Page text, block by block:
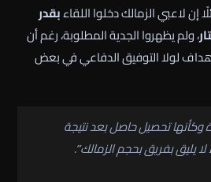
إن لاعبي الزمالك دخلوا اللقاءبقدر
، ولم يظهروا الجدية المطلوبة، رغم أن
لولا التوفيق الدفاعي في بعض
وكأنها تحصيل حاصل بعد نتيجة
يليق بفريق بحجم الزمالك”.